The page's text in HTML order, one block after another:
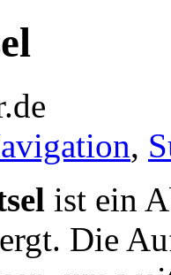
,
ist ein
Die